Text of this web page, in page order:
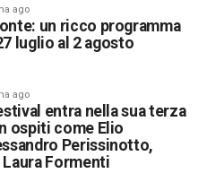
ago
un ricco programma
luglio al 2 agosto
ago
entra nella sua terza
ospiti come Elio
Perissinotto,
Laura Formenti